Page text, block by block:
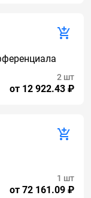
от 12 922.43 ₽
2 шт
от 72 161.09 ₽
1 шт